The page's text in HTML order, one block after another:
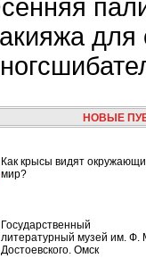
для
НОВЫЕ
Как крысы видят
мир?
Государственный
литературный музей им. Ф.
Достоевского. Омск